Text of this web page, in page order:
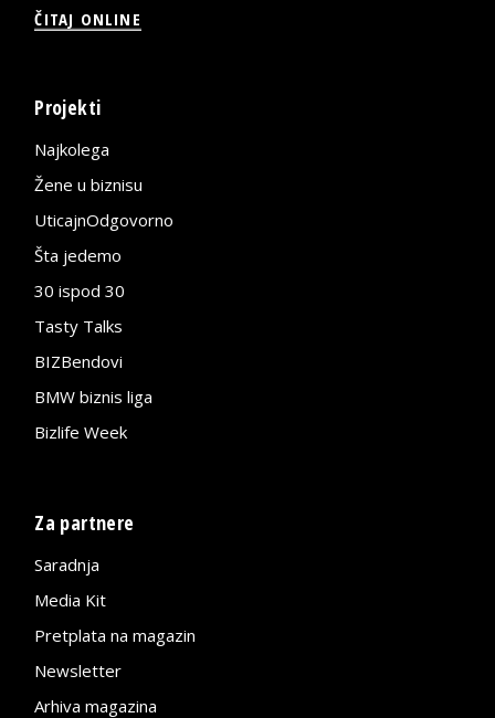
ČITAJ ONLINE
Projekti
Najkolega
Žene u biznisu
UticajnOdgovorno
Šta jedemo
30 ispod 30
Tasty Talks
BIZBendovi
BMW biznis liga
Bizlife Week
Za partnere
Saradnja
Media Kit
Pretplata na magazin
Newsletter
Arhiva magazina